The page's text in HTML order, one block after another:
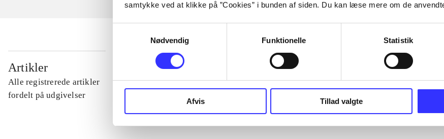
samtykke ved at klikke på ”Cookies” i bunden af siden. Du kan læse mere om de
Nødvendig
Funktionelle Statistik
Afvis Tillad valgte
Artikler
Alle registrerede artikler
fordelt på udgivelser
...
...